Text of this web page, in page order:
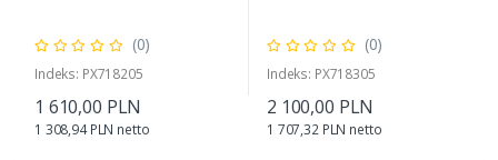
(0)
Indeks: PX718205
1 610,00 PLN
1 308,94 PLN netto
(0)
Indeks: PX718305
2 100,00 PLN
1 707,32 PLN netto